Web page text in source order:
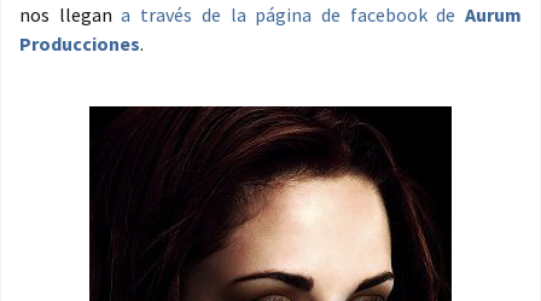
nos llegana través de la página de facebook deAurum
Producciones.